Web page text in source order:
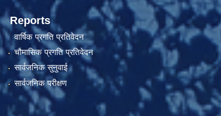
Reports
वार्षिक प्रगति प्रतिवेदन
चौमासिक प्रगति प्रतिवेदन
सार्वजनिक सुनुवाई
सार्वजनिक परीक्षण